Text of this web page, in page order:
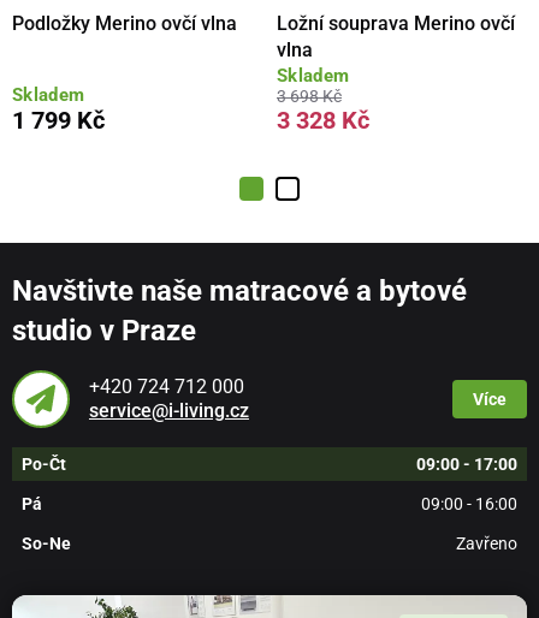
Podložky Merino ovčí vlna
Skladem
1 799 Kč
Ložní souprava Merino ovčí
vlna
Skladem
3 698 Kč
3 328 Kč
Navštivte naše matracové a bytové
studio v Praze
+420 724 712 000
service@i-living.cz
Více
Po-Čt 09:00 - 17:00
Pá 09:00 - 16:00
So-Ne Zavřeno